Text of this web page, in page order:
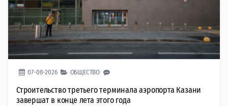
07-08-2026 ОБЩЕСТВО
Строительство третьего терминала аэропорта Казани
завершат в конце лета этого года